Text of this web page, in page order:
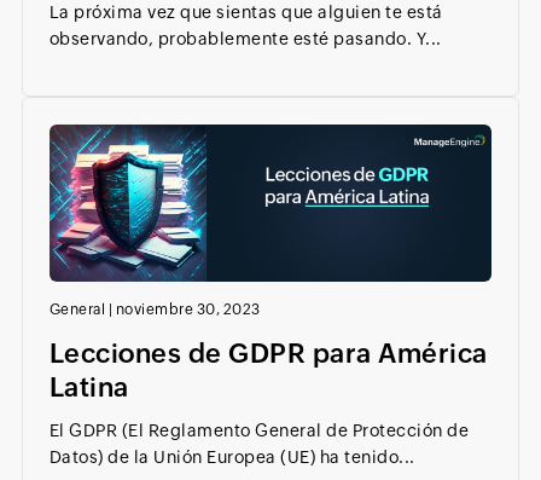
La próxima vez que sientas que alguien te está
observando, probablemente esté pasando. Y...
General | noviembre 30, 2023
Lecciones de GDPR para América
Latina
El GDPR (El Reglamento General de Protección de
Datos) de la Unión Europea (UE) ha tenido...